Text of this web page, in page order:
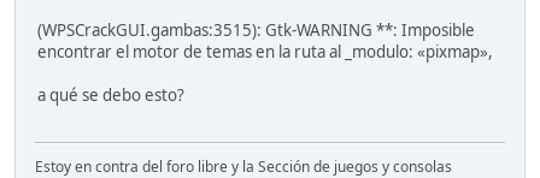
(WPSCrackGUI.gambas:3515): Gtk-WARNING **: Imposible
encontrar el motor de temas en la ruta al _modulo: «pixmap»,
a qué se debo esto?
Estoy en contra del foro libre y la Sección de juegos y consolas